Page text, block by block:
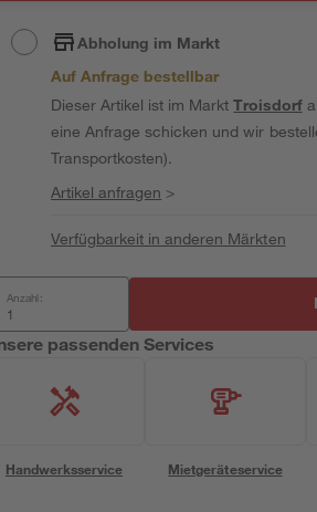
Abholung im Markt
Auf Anfrage bestellbar
Dieser Artikel ist im MarktTroisdorf
eine Anfrage schicken und wir
Transportkosten).
Artikel anfragen >
Verfügbarkeit in anderen Märkten
Anzahl:
passenden Services
Handwerksservice Mietgeräteservice